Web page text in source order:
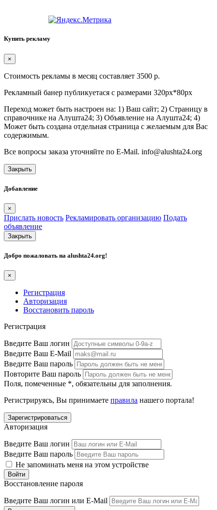
Купить рекламу
×
Стоимость рекламы в месяц составляет 3500 р.
Рекламный банер публикуетася с размерами 320px*80px
Переход может быть настроен на: 1) Ваш сайт; 2) Страницу в
справочнике на Алушта24; 3) Объявление на Алушта24; 4)
Может быть создана отдельная страница с желаемым для Вас
содержимым.
Все вопросы заказа уточняйте по E-Mail. info@alushta24.org
Закрыть
Добавление
×
Прислать новость Рекламировать организацию Подать
объявление
Закрыть
Добро пожаловать на alushta24.org!
×
Регистрация
Авторизация
Восстановить пароль
Регистрация
Введите Ваш логин
Введите Ваш E-Mail
Введите Ваш пароль
Повторите Ваш пароль
Поля, помеченные *, обязательны для заполнения.
Регистрируясь, Вы принимаете правила нашего портала!
Авторизация
Введите Ваш логин
Введите Ваш пароль
Не запоминать меня на этом устройстве
Восстановление пароля
Введите Ваш логин или E-Mail